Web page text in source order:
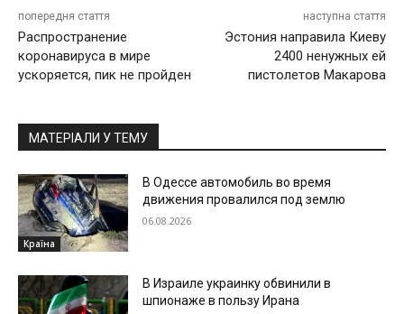
попередня стаття
Распространение
коронавируса в мире
ускоряется, пик не пройден
наступна стаття
Эстония направила Киеву
2400 ненужных ей
пистолетов Макарова
МАТЕРІАЛИ У ТЕМУ
Країна
В Одессе автомобиль во время
движения провалился под землю
06.08.2026
В Израиле украинку обвинили в
шпионаже в пользу Ирана